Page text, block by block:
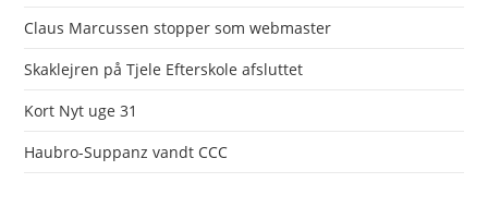
Claus Marcussen stopper som webmaster
Skaklejren på Tjele Efterskole afsluttet
Kort Nyt uge 31
Haubro-Suppanz vandt CCC